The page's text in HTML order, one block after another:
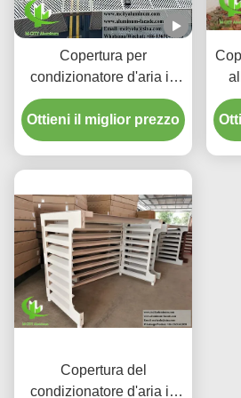
Copertura per
condizionatore d'aria in
alluminio perforato
verniciato a polvere,
copertura per pompa di
Ottieni il miglior prezzo
Copertura del
condizionatore d'aria in